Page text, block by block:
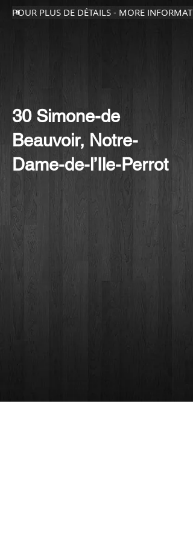
POUR PLUS DE DÉTAILS - MORE
30 Simone-de
Beauvoir, Notre-
Dame-de-l’Ile-Perrot